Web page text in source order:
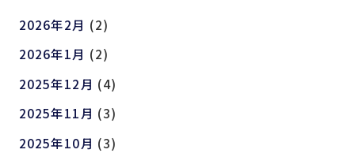
2026年2月 (2)
2026年1月 (2)
2025年12月 (4)
2025年11月 (3)
2025年10月 (3)